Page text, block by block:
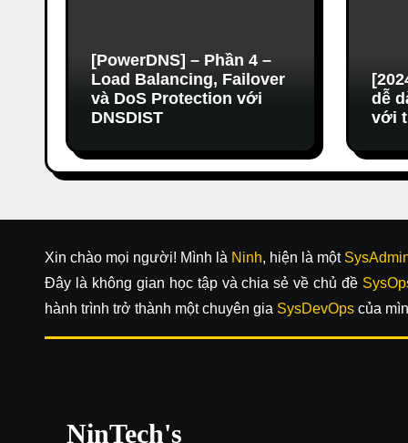
[PowerDNS] – Phần 4 –
Load Balancing, Failover
và DoS Protection với
DNSDIST
dễ
với
Xin chào mọi người! Mình là Ninh, hiện là một
Đây là không gian học tập và chia sẻ về chủ đề
hành trình trở thành một chuyên gia SysDevOps của
NinTech's